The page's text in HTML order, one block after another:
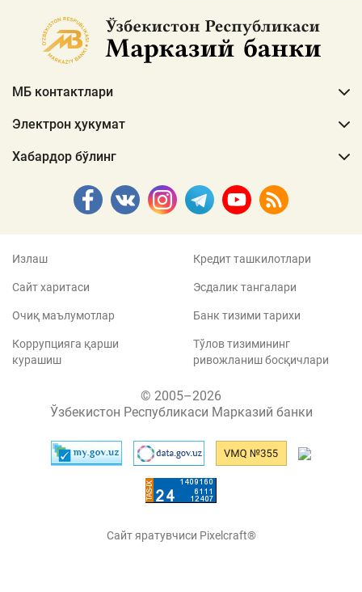
МБ контактлари
Электрон ҳукумат
Хабардор бўлинг
Излаш
Сайт харитаси
Очиқ маълумотлар
Коррупцияга қарши
курашиш
Кредит ташкилотлари
Эсдалик тангалари
Банк тизими тарихи
Тўлов тизимининг
ривожланиш босқичлари
© 2005–2026
Ўзбекистон Республикаси Марказий банки
Сайт яратувчиси Pixelcraft®